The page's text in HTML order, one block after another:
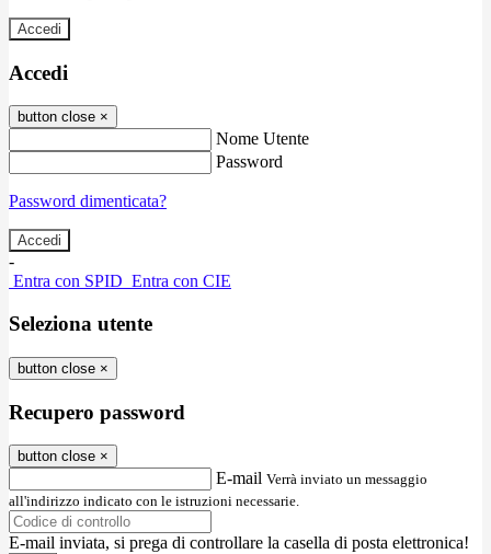
Accedi
Accedi
button close ×
Nome Utente
Password
Password dimenticata?
-
Entra con SPID Entra con CIE
Seleziona utente
button close ×
Recupero password
button close ×
E-mail Verrà inviato un messaggio
all'indirizzo indicato con le istruzioni necessarie.
E-mail inviata, si prega di controllare la casella di posta elettronica!